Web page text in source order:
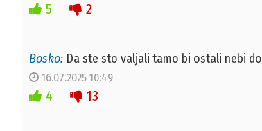
5 2
Bosko: Da ste sto valjali tamo bi ostali nebi
16.07.2025 10:49
4 13